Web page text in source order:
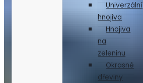
Univerzální
hnojiva
Hnojiva
na
zeleninu
Okrasné
dřeviny